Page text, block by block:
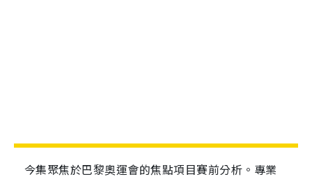
今集聚焦於巴黎奧運會的焦點項目賽前分析。專業